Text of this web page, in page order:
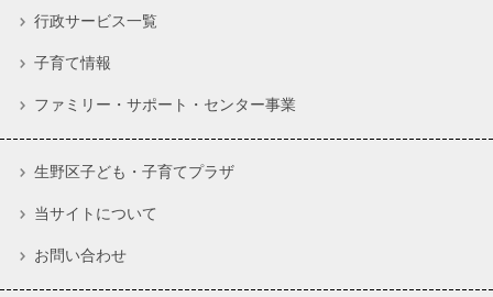
行政サービス一覧
子育て情報
ファミリー・サポート・センター事業
生野区子ども・子育てプラザ
当サイトについて
お問い合わせ